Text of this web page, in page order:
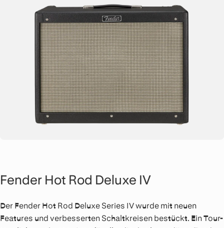
Fender Hot Rod Deluxe IV
Der Fender Hot Rod Deluxe Series IV wurde mit neuen
Features und verbesserten Schaltkreisen bestückt. Ein Tour-